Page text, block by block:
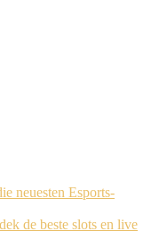
neuesten Esports-
de beste slots en live